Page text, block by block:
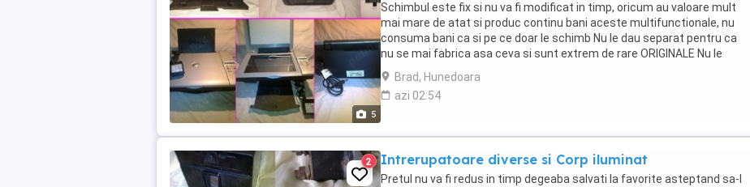
5
Schimbul este fix si nu va fi modificat in timp, oricum au valoare mult
mai mare de atat si produc continu bani aceste multifunctionale, nu
consuma bani ca si pe ce doar le schimb Nu le dau separat pentru ca
nu se mai fabrica asa ceva si sunt extrem de rare ORIGINALE Nu le
trimit cu ramburs Nu ma grabesc ...
Brad, Hunedoara
azi 02:54
2 Intrerupatoare diverse si Corp iluminat
Pretul nu va fi redus in timp degeaba salvati la favorite asteptand sa-l